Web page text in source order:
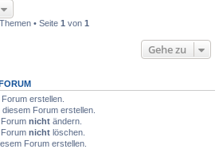
• Seite 1 von 1
Gehe zu
erstellen.
Forum erstellen.
nicht ändern.
nicht löschen.
Forum erstellen.